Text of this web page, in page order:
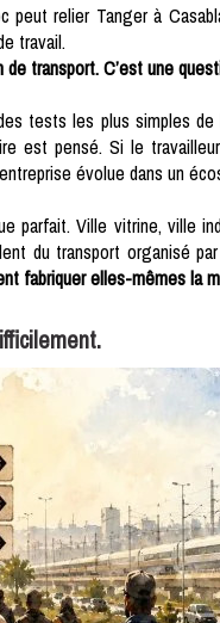
peut relier Tanger à
travail.
transport. C’est une
tests les plus simples
est pensé. Si le
évolue dans un
parfait. Ville vitrine, ville
du transport organisé
fabriquer elles-mêmes la